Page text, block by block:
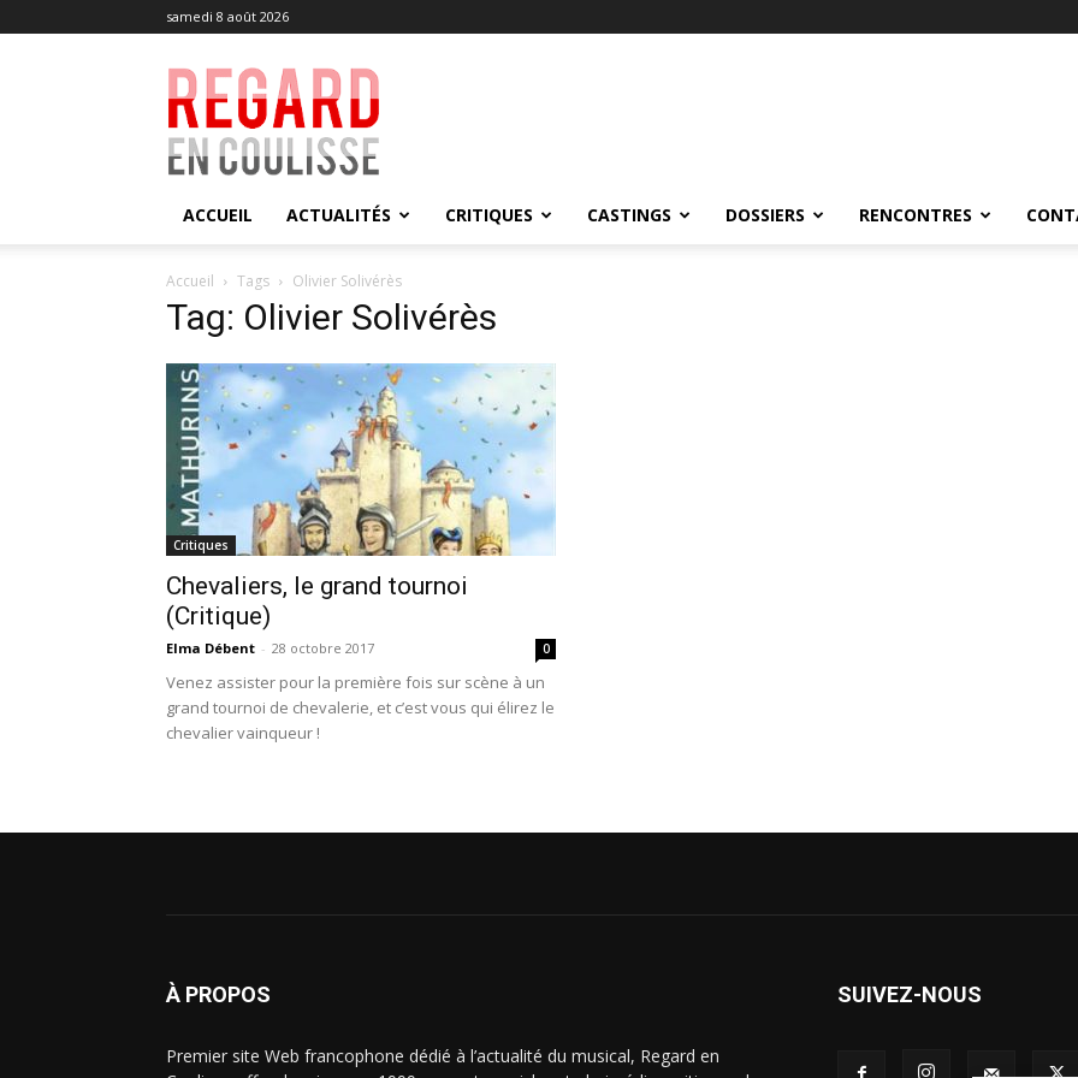
samedi 8 août 2026
Regard
en
Coulisse
ACCUEIL ACTUALITÉS CRITIQUES CASTINGS DOSSIERS RENCONTRES
Accueil Tags Olivier Solivérès
Tag: Olivier Solivérès
Critiques
Chevaliers, le grand tournoi
(Critique)
Elma Débent - 28 octobre 2017 0
Venez assister pour la première fois sur scène à un
grand tournoi de chevalerie, et c’est vous qui élirez le
chevalier vainqueur !
À PROPOS
Premier site Web francophone dédié à l’actualité du musical, Regard en
SUIVEZ-NOUS